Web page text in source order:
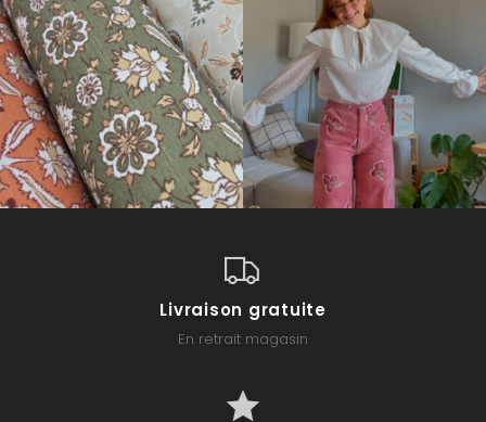
Livraison gratuite
En retrait magasin